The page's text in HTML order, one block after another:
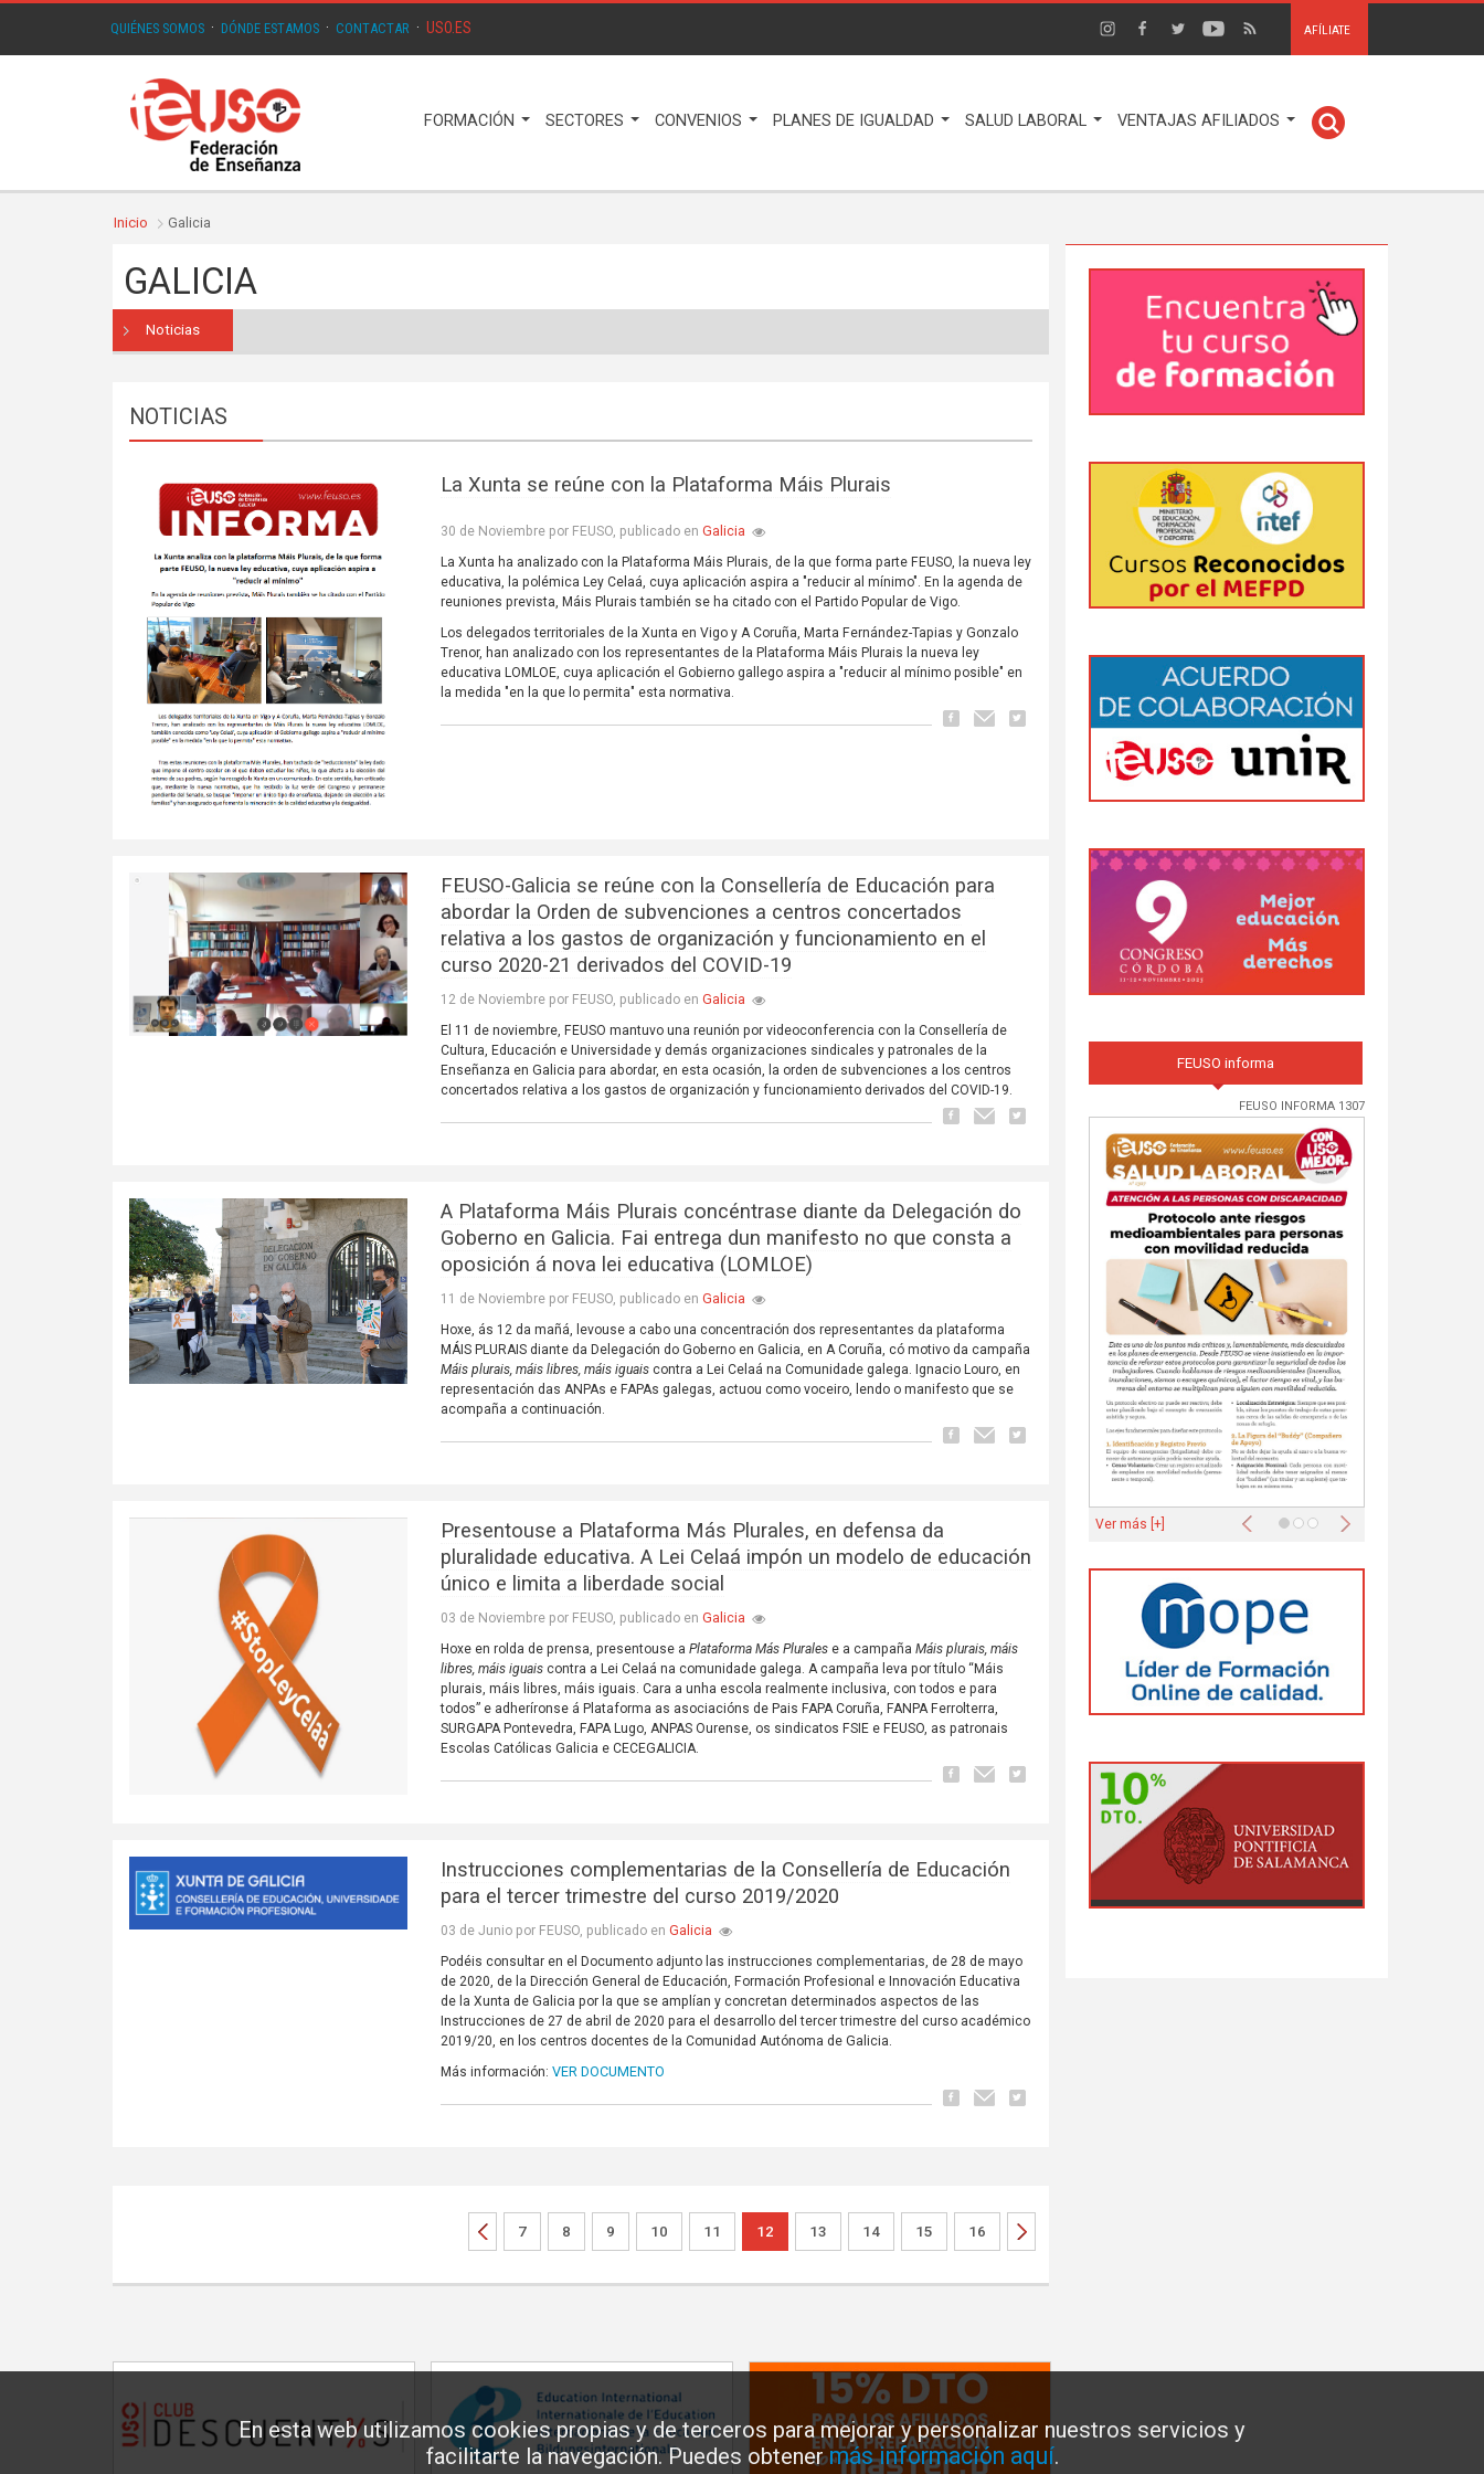
En esta web utilizamos cookies propias y de terceros para mejorar y personalizar nuestros servicios y
facilitarte la navegación. Puedes obtenermás información aquí.
QUIÉNES SOMOS · DÓNDE ESTAMOS · CONTACTAR · USO.ES AFÍLIATE
FORMACIÓN SECTORES CONVENIOS PLANES DE IGUALDAD SALUD LABORAL VENTAJAS AFILIADOS
Inicio Galicia
GALICIA
Noticias
NOTICIAS
La Xunta se reúne con la Plataforma Máis Plurais
30 de Noviembre por FEUSO, publicado enGalicia
La Xunta ha analizado con la Plataforma Máis Plurais, de la que forma parte FEUSO, la nueva ley
educativa, la polémica Ley Celaá, cuya aplicación aspira a "reducir al mínimo". En la agenda de
reuniones prevista, Máis Plurais también se ha citado con el Partido Popular de Vigo.
Los delegados territoriales de la Xunta en Vigo y A Coruña, Marta Fernández-Tapias y Gonzalo
Trenor, han analizado con los representantes de la Plataforma Máis Plurais la nueva ley
educativa LOMLOE, cuya aplicación el Gobierno gallego aspira a "reducir al mínimo posible" en
la medida "en la que lo permita" esta normativa.
FEUSO-Galicia se reúne con la Consellería de Educación para
abordar la Orden de subvenciones a centros concertados
relativa a los gastos de organización y funcionamiento en el
curso 2020-21 derivados del COVID-19
12 de Noviembre por FEUSO, publicado enGalicia
El 11 de noviembre, FEUSO mantuvo una reunión por videoconferencia con la Consellería de
Cultura, Educación e Universidade y demás organizaciones sindicales y patronales de la
Enseñanza en Galicia para abordar, en esta ocasión, la orden de subvenciones a los centros
concertados relativa a los gastos de organización y funcionamiento derivados del COVID-19.
A Plataforma Máis Plurais concéntrase diante da Delegación do
Goberno en Galicia. Fai entrega dun manifesto no que consta a
oposición á nova lei educativa (LOMLOE)
11 de Noviembre por FEUSO, publicado enGalicia
Hoxe, ás 12 da mañá, levouse a cabo una concentración dos representantes da plataforma
MÁIS PLURAIS diante da Delegación do Goberno en Galicia, en A Coruña, có motivo da campaña
Máis plurais, máis libres, máis iguais contra a Lei Celaá na Comunidade galega. Ignacio Louro, en
representación das ANPAs e FAPAs galegas, actuou como voceiro, lendo o manifesto que se
acompaña a continuación.
Presentouse a Plataforma Más Plurales, en defensa da
pluralidade educativa. A Lei Celaá impón un modelo de educación
único e limita a liberdade social
03 de Noviembre por FEUSO, publicado enGalicia
Hoxe en rolda de prensa, presentouse aPlataforma Más Plurales e a campañaMáis plurais, máis
libres, máis iguais contra a Lei Celaá na comunidade galega. A campaña leva por título “Máis
plurais, máis libres, máis iguais. Cara a unha escola realmente inclusiva, con todos e para
todos” e adheríronse á Plataforma as asociacións de Pais FAPA Coruña, FANPA Ferrolterra,
SURGAPA Pontevedra, FAPA Lugo, ANPAS Ourense, os sindicatos FSIE e FEUSO, as patronais
Escolas Católicas Galicia e CECEGALICIA.
Instrucciones complementarias de la Consellería de Educación
para el tercer trimestre del curso 2019/2020
03 de Junio por FEUSO, publicado enGalicia
Podéis consultar en el Documento adjunto las instrucciones complementarias, de 28 de mayo
de 2020, de la Dirección General de Educación, Formación Profesional e Innovación Educativa
de la Xunta de Galicia por la que se amplían y concretan determinados aspectos de las
Instrucciones de 27 de abril de 2020 para el desarrollo del tercer trimestre del curso académico
2019/20, en los centros docentes de la Comunidad Autónoma de Galicia.
Más información:VER DOCUMENTO
7 8 9 10 11 12 13 14 15 16
FEUSO informa
FEUSO INFORMA 1307
Anterior Siguiente
Ver más [+]